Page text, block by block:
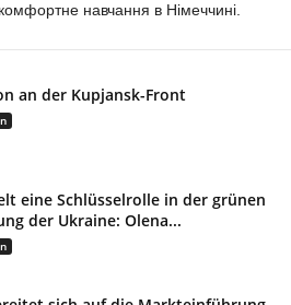
навчання в Німеччині.
an der Kupjansk-Front
eine Schlüsselrolle in der grünen
der Ukraine: Olena...